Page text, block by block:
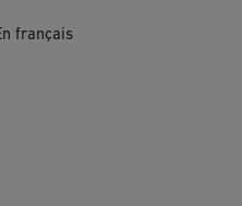
français